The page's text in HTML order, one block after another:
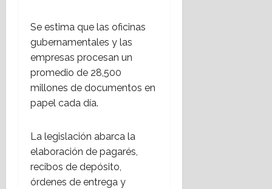
Se estima que las oficinas
gubernamentales y las
empresas procesan un
promedio de 28,500
millones de documentos en
papel cada día.
La legislación abarca la
elaboración de pagarés,
recibos de depósito,
órdenes de entrega y